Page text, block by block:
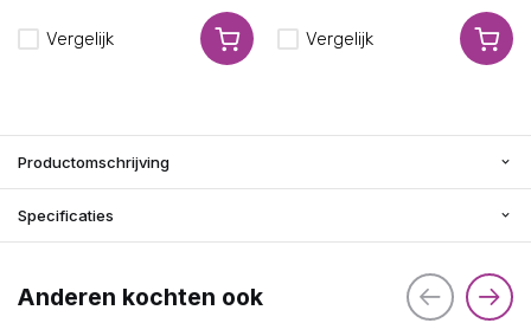
Vergelijk Vergelijk
Productomschrijving
Specificaties
Anderen kochten ook